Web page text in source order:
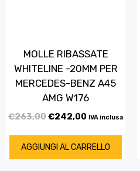
MOLLE RIBASSATE
WHITELINE -20MM PER
MERCEDES-BENZ A45
AMG W176
€263,00€242,00 IVA inclusa
AGGIUNGI AL CARRELLO